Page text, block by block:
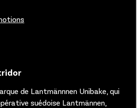
de Lantmännnen Unibake, qui
suédoise Lantmännen,